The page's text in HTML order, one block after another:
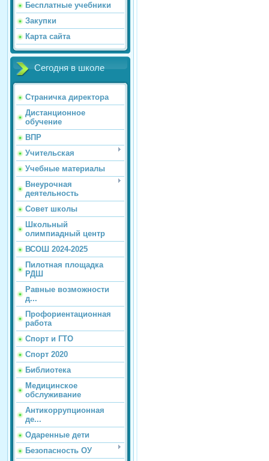
Бесплатные учебники
Закупки
Карта сайта
Сегодня в школе
Страничка директора
Дистанционное
обучение
ВПР
Учительская
Учебные материалы
Внеурочная
деятельность
Совет школы
Школьный
олимпиадный центр
ВСОШ 2024-2025
Пилотная площадка
РДШ
Равные возможности
д...
Профориентационная
работа
Спорт и ГТО
Спорт 2020
Библиотека
Медицинское
обслуживание
Антикоррупционная
де...
Одаренные дети
Безопасность ОУ